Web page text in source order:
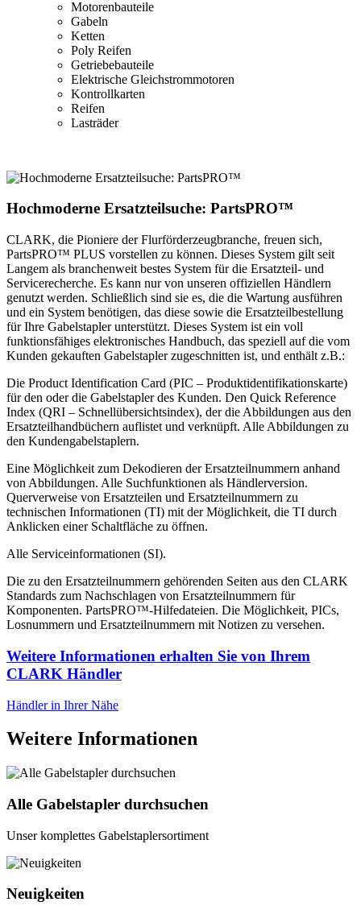
Motorenbauteile
Gabeln
Ketten
Poly Reifen
Getriebebauteile
Elektrische Gleichstrommotoren
Kontrollkarten
Reifen
Lasträder
Hochmoderne Ersatzteilsuche: PartsPRO™
CLARK, die Pioniere der Flurförderzeugbranche, freuen sich,
PartsPRO™ PLUS vorstellen zu können. Dieses System gilt seit
Langem als branchenweit bestes System für die Ersatzteil- und
Servicerecherche. Es kann nur von unseren offiziellen Händlern
genutzt werden. Schließlich sind sie es, die die Wartung ausführen
und ein System benötigen, das diese sowie die Ersatzteilbestellung
für Ihre Gabelstapler unterstützt. Dieses System ist ein voll
funktionsfähiges elektronisches Handbuch, das speziell auf die vom
Kunden gekauften Gabelstapler zugeschnitten ist, und enthält z.B.:
Die Product Identification Card (PIC – Produktidentifikationskarte)
für den oder die Gabelstapler des Kunden. Den Quick Reference
Index (QRI – Schnellübersichtsindex), der die Abbildungen aus den
Ersatzteilhandbüchern auflistet und verknüpft. Alle Abbildungen zu
den Kundengabelstaplern.
Eine Möglichkeit zum Dekodieren der Ersatzteilnummern anhand
von Abbildungen. Alle Suchfunktionen als Händlerversion.
Querverweise von Ersatzteilen und Ersatzteilnummern zu
technischen Informationen (TI) mit der Möglichkeit, die TI durch
Anklicken einer Schaltfläche zu öffnen.
Alle Serviceinformationen (SI).
Die zu den Ersatzteilnummern gehörenden Seiten aus den CLARK
Standards zum Nachschlagen von Ersatzteilnummern für
Komponenten. PartsPRO™-Hilfedateien. Die Möglichkeit, PICs,
Losnummern und Ersatzteilnummern mit Notizen zu versehen.
Weitere Informationen erhalten Sie von Ihrem
CLARK Händler
Händler in Ihrer Nähe
Weitere Informationen
Alle Gabelstapler durchsuchen
Unser komplettes Gabelstaplersortiment
Neuigkeiten